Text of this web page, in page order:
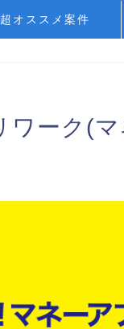
超オススメ案件
ワーク(